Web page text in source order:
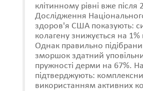
клітинному рівні вже після
Дослідження
здоров'я США показують:
колагену знижується на 1%
Однак правильно
зморшок здатний
пружності дерми на 67%.
підтверджують:
використанням активних